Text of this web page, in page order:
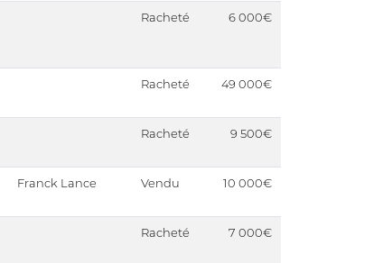
Racheté 6 000€
Racheté 49 000€
Racheté 9 500€
Franck Lance Vendu 10 000€
Racheté 7 000€